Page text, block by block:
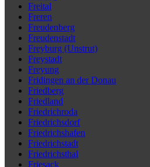
Freital
Freren
Freudenberg
Freudenstadt
Freyburg (Unstrut)
Freystadt
Freyung
Fridingen an der Donau
Friedberg
Friedland
Friedrichroda
Friedrichsdorf
Friedrichshafen
Friedrichstadt
Friedrichsthal
Friesack